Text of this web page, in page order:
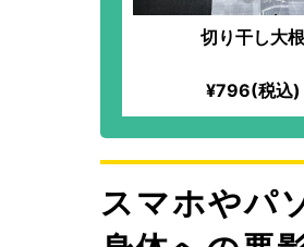
切り干し大根
¥796(税込)
スマホやパ